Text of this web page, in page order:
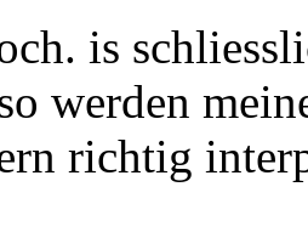
is
werden
richtig